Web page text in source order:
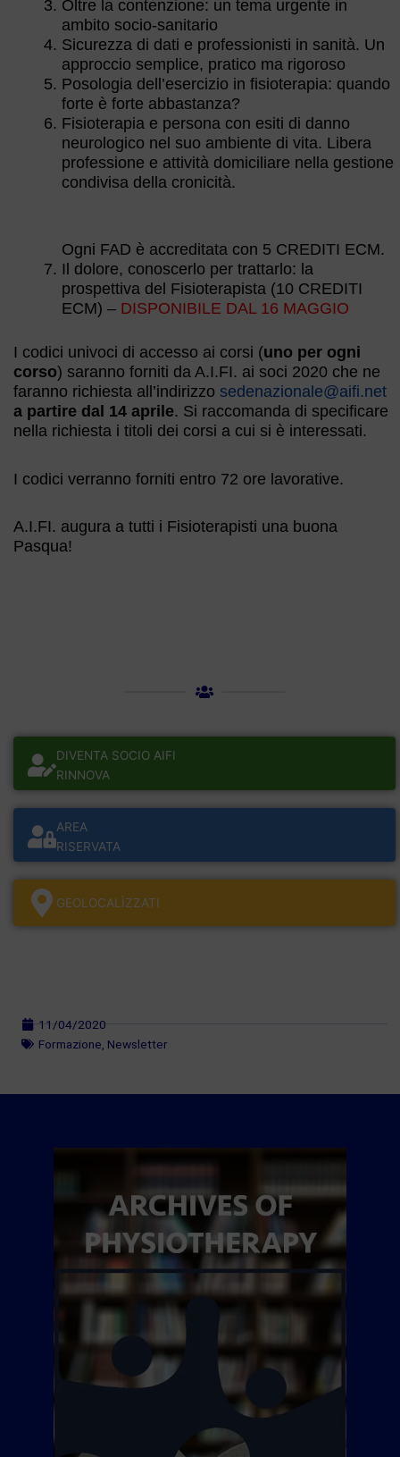
Oltre la contenzione: un tema urgente in
ambito socio-sanitario
Sicurezza di dati e professionisti in sanità. Un
approccio semplice, pratico ma rigoroso
Posologia dell’esercizio in fisioterapia: quando
forte è forte abbastanza?
Fisioterapia e persona con esiti di danno
neurologico nel suo ambiente di vita. Libera
professione e attività domiciliare nella gestione
condivisa della cronicità.
Ogni FAD è accreditata con 5 CREDITI ECM.
Il dolore, conoscerlo per trattarlo: la
prospettiva del Fisioterapista (10 CREDITI
ECM) – DISPONIBILE DAL 16 MAGGIO
I codici univoci di accesso ai corsi (uno per ogni
corso) saranno forniti da A.I.FI. ai soci 2020 che ne
faranno richiesta all’indirizzo sedenazionale@aifi.net
a partire dal 14 aprile. Si raccomanda di specificare
nella richiesta i titoli dei corsi a cui si è interessati.
I codici verranno forniti entro 72 ore lavorative.
A.I.FI. augura a tutti i Fisioterapisti una buona
Pasqua!
DIVENTA SOCIO AIFI
RINNOVA
AREA
RISERVATA
GEOLOCALÌZZATI
11/04/2020
Formazione Newsletter